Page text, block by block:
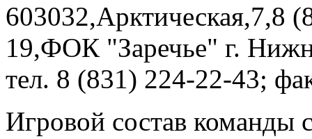
603032,Арктическая,7,8
19,ФОК "Заречье" г.
тел. 8 (831) 224-22-43;
Игровой состав команды